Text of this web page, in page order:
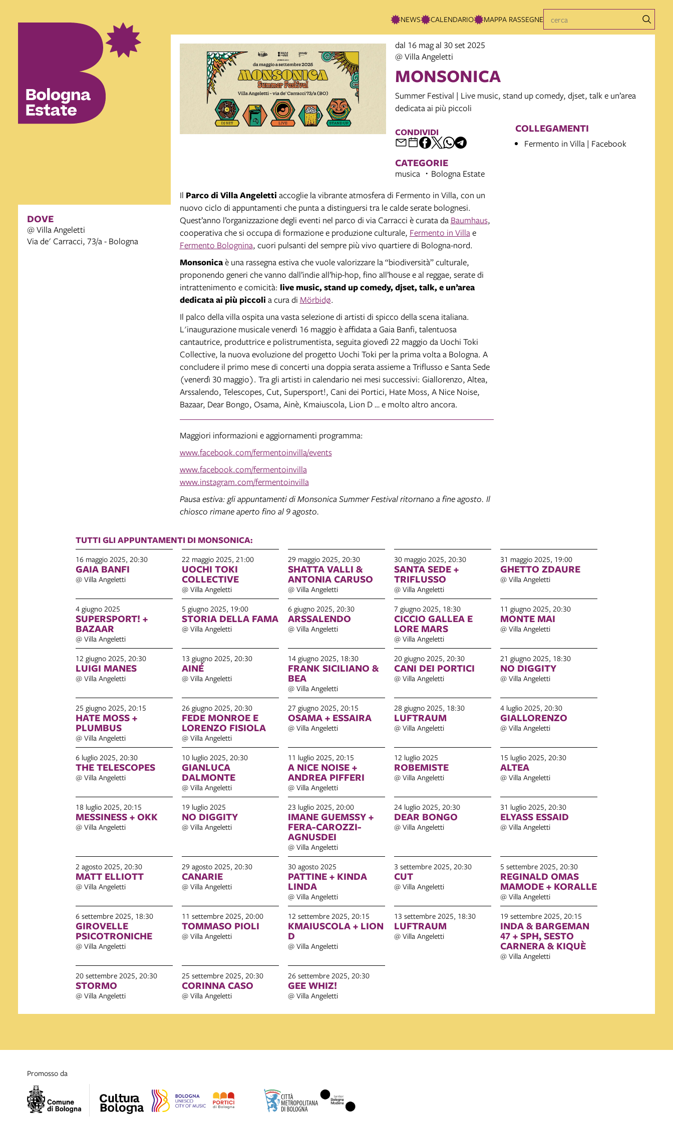
NEWS CALENDARIO MAPPA RASSEGNE
DOVE
@ Villa Angeletti
Via de' Carracci, 73/a - Bologna
dal 16 mag al 30 set 2025
@ Villa Angeletti
MONSONICA
Summer Festival | Live music, stand up comedy, djset, talk e un’area
dedicata ai più piccoli
CONDIVIDI
CATEGORIE
musica Bologna Estate
COLLEGAMENTI
Fermento in Villa | Facebook
Il Parco di Villa Angeletti accoglie la vibrante atmosfera di Fermento in Villa, con un
nuovo ciclo di appuntamenti che punta a distinguersi tra le calde serate bolognesi.
Quest’anno l’organizzazione degli eventi nel parco di via Carracci è curata da Baumhaus,
cooperativa che si occupa di formazione e produzione culturale, Fermento in Villae
Fermento Bolognina, cuori pulsanti del sempre più vivo quartiere di Bologna-nord.
Monsonicaè una rassegna estiva che vuole valorizzare la “biodiversità” culturale,
proponendo generi che vanno dall’indie all’hip-hop, fino all’house e al reggae, serate di
intrattenimento e comicità: live music, stand up comedy, djset, talk, e un’area
dedicata ai più piccoli a cura di Mörbidø.
Il palco della villa ospita una vasta selezione di artisti di spicco della scena italiana.
L'inaugurazione musicale venerdì 16 maggio è affidata a Gaia Banfi, talentuosa
cantautrice, produttrice e polistrumentista, seguita giovedì 22 maggio da Uochi Toki
Collective, la nuova evoluzione del progetto Uochi Toki per la prima volta a Bologna. A
concludere il primo mese di concerti una doppia serata assieme a Triflusso e Santa Sede
(venerdì 30 maggio). Tra gli artisti in calendario nei mesi successivi: Giallorenzo, Altea,
Arssalendo, Telescopes, Cut, Supersport!, Cani dei Portici, Hate Moss, A Nice Noise,
Bazaar, Dear Bongo, Osama, Ainè, Kmaiuscola, Lion D … e molto altro ancora.
Maggiori informazioni e aggiornamenti programma:
www.facebook.com/fermentoinvilla/events
www.facebook.com/fermentoinvilla
www.instagram.com/fermentoinvilla
Pausa estiva: gli appuntamenti di Monsonica Summer Festival ritornano a fine agosto. Il
chiosco rimane aperto fino al 9 agosto.
TUTTI GLI APPUNTAMENTI DI MONSONICA:
16 maggio 2025, 20:30
GAIA BANFI
@ Villa Angeletti
22 maggio 2025, 21:00
UOCHI TOKI
COLLECTIVE
@ Villa Angeletti
29 maggio 2025, 20:30
SHATTA VALLI &
ANTONIA CARUSO
@ Villa Angeletti
30 maggio 2025, 20:30
SANTA SEDE +
TRIFLUSSO
@ Villa Angeletti
31 maggio 2025, 19:00
GHETTO ZDAURE
@ Villa Angeletti
4 giugno 2025
SUPERSPORT! +
BAZAAR
@ Villa Angeletti
5 giugno 2025, 19:00
STORIA DELLA FAMA
@ Villa Angeletti
6 giugno 2025, 20:30
ARSSALENDO
@ Villa Angeletti
7 giugno 2025, 18:30
CICCIO GALLEA E
LORE MARS
@ Villa Angeletti
11 giugno 2025, 20:30
MONTE MAI
@ Villa Angeletti
12 giugno 2025, 20:30
LUIGI MANES
@ Villa Angeletti
13 giugno 2025, 20:30
AINÉ
@ Villa Angeletti
14 giugno 2025, 18:30
FRANK SICILIANO &
BEA
@ Villa Angeletti
20 giugno 2025, 20:30
CANI DEI PORTICI
@ Villa Angeletti
21 giugno 2025, 18:30
NO DIGGITY
@ Villa Angeletti
25 giugno 2025, 20:15
HATE MOSS +
PLUMBUS
@ Villa Angeletti
26 giugno 2025, 20:30
FEDE MONROE E
LORENZO FISIOLA
@ Villa Angeletti
27 giugno 2025, 20:15
OSAMA + ESSAIRA
@ Villa Angeletti
28 giugno 2025, 18:30
LUFTRAUM
@ Villa Angeletti
4 luglio 2025, 20:30
GIALLORENZO
@ Villa Angeletti
6 luglio 2025, 20:30
THE TELESCOPES
@ Villa Angeletti
10 luglio 2025, 20:30
GIANLUCA
DALMONTE
@ Villa Angeletti
11 luglio 2025, 20:15
A NICE NOISE +
ANDREA PIFFERI
@ Villa Angeletti
12 luglio 2025
ROBEMISTE
@ Villa Angeletti
15 luglio 2025, 20:30
ALTEA
@ Villa Angeletti
18 luglio 2025, 20:15
MESSINESS + OKK
@ Villa Angeletti
19 luglio 2025
NO DIGGITY
@ Villa Angeletti
23 luglio 2025, 20:00
IMANE GUEMSSY +
FERA-CAROZZI-
AGNUSDEI
@ Villa Angeletti
24 luglio 2025, 20:30
DEAR BONGO
@ Villa Angeletti
31 luglio 2025, 20:30
ELYASS ESSAID
@ Villa Angeletti
2 agosto 2025, 20:30
MATT ELLIOTT
@ Villa Angeletti
29 agosto 2025, 20:30
CANARIE
@ Villa Angeletti
30 agosto 2025
PATTINE + KINDA
LINDA
@ Villa Angeletti
3 settembre 2025, 20:30
CUT
@ Villa Angeletti
5 settembre 2025, 20:30
REGINALD OMAS
MAMODE + KORALLE
@ Villa Angeletti
6 settembre 2025, 18:30
GIROVELLE
PSICOTRONICHE
@ Villa Angeletti
11 settembre 2025, 20:00
TOMMASO PIOLI
@ Villa Angeletti
12 settembre 2025, 20:15
KMAIUSCOLA + LION
D
@ Villa Angeletti
13 settembre 2025, 18:30
LUFTRAUM
@ Villa Angeletti
19 settembre 2025, 20:15
INDA & BARGEMAN
47 + SPH, SESTO
CARNERA & KIQUÈ
@ Villa Angeletti
20 settembre 2025, 20:30
STORMO
@ Villa Angeletti
25 settembre 2025, 20:30
CORINNA CASO
@ Villa Angeletti
26 settembre 2025, 20:30
GEE WHIZ!
@ Villa Angeletti
promosso da